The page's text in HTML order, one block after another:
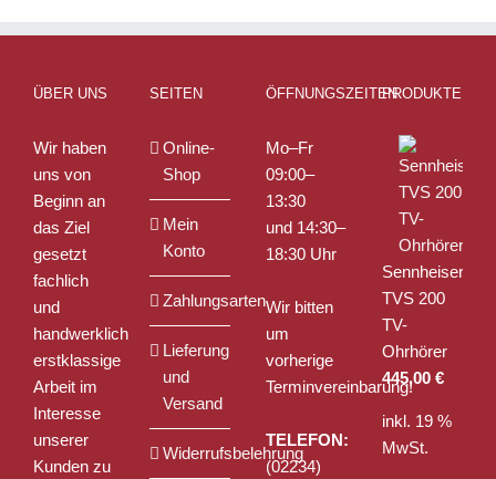
ÜBER UNS
Wir haben
uns von
Beginn an
das Ziel
gesetzt
fachlich
und
handwerklich
erstklassige
Arbeit im
Interesse
unserer
Kunden zu
SEITEN
Online-
Shop
Mein
Konto
Zahlungsarten
Lieferung
und
Versand
Widerrufsbelehrung
ÖFFNUNGSZEITEN
Mo–Fr
09:00–
13:30
und 14:30–
18:30 Uhr
Wir bitten
um
vorherige
Terminvereinbarung!
TELEFON:
(02234)
PRODUKTE
Sennheiser
TVS 200
TV-
Ohrhörer
445,00 €
inkl. 19 %
MwSt.